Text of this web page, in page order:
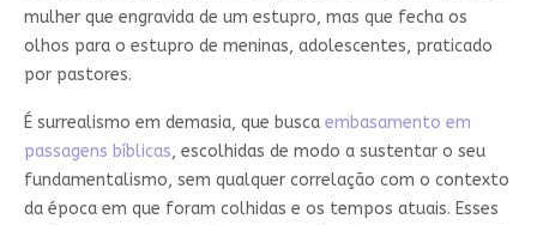
mulher que engravida de um estupro, mas que fecha os
olhos para o estupro de meninas, adolescentes, praticado
por pastores.
É surrealismo em demasia, que busca embasamento em
passagens bíblicas, escolhidas de modo a sustentar o seu
fundamentalismo, sem qualquer correlação com o contexto
da época em que foram colhidas e os tempos atuais. Esses